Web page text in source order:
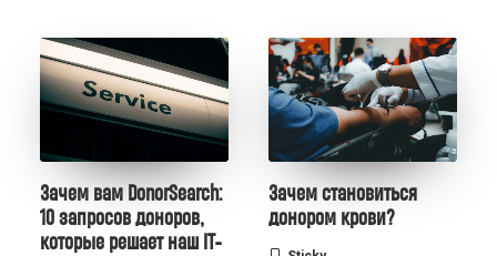
Зачем вам DonorSearch:
10 запросов доноров,
которые решает наш IT-
Зачем становиться
донором крови?